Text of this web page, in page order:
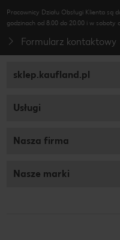
Pracownicy Działu Obsługi Klienta są
godzinach od 8.00 do 20.00 i w soboty
Formularz kontaktowy
sklep.kaufland.pl
Usługi
Nasza firma
Nasze marki